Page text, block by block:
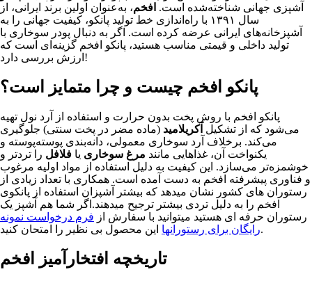
آشپزی جهانی شناخته‌شده است. افخم، به‌عنوان اولین برند ایرانی، از
سال ۱۳۹۱ با راه‌اندازی خط تولید پانکو، کیفیت جهانی را به
آشپزخانه‌های ایرانی عرضه کرده است. اگر به دنبال پودر سوخاری با
تولید داخلی و قیمتی مناسب هستید، پانکو افخم گزینه‌ای است که
ارزش بررسی دارد!
پانکو افخم چیست و چرا متمایز است؟
پانکو افخم با روش پخت بدون حرارت و استفاده از آرد نول تهیه
می‌شود که از تشکیل آکریلامید (ماده مضر در پخت سنتی) جلوگیری
می‌کند. برخلاف آرد سوخاری معمولی، دانه‌بندی پوسته‌پوسته و
یکنواخت آن، غذاهایی مانند مرغ سوخاری یا فلافل را تردتر و
خوشمزه‌تر می‌سازد. این کیفیت به دلیل استفاده از مواد اولیه مرغوب
و فناوری پیشرفته افخم به دست آمده است. همکاری با تعداد زیادی از
رستوران های کشور نشان میدهد که بیشتر آشپزان استفاده از پانکوی
افخم را به دلیل تردی بیشتر ترجیح میدهند.اگر شما هم آشپز یک
رستوران حرفه ای هستید میتوانید با سفارش از فرم درخواست نمونه
رایگان برای رستورانهااین محصول بی نظیر را امتحان کنید.
تاریخچه افتخارآمیز افخم